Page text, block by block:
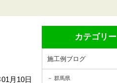
カテゴリー
施工例ブログ
群馬県
月10日